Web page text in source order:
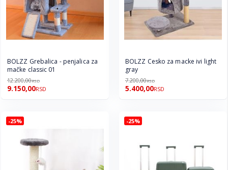
BOLZZ Grebalica - penjalica za
mačke classic 01
12.200,00RSD
9.150,00RSD
BOLZZ Cesko za macke ivi light
gray
7.200,00RSD
5.400,00RSD
-25% -25%